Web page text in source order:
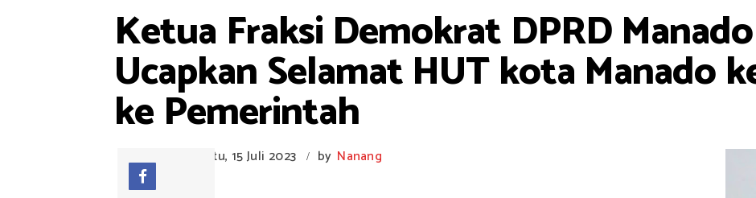
Ketua Fraksi Demokrat DPRD
Ucapkan Selamat HUT kota Manado
ke Pemerintah
Sabtu, 15 Juli 2023 / by Nanang